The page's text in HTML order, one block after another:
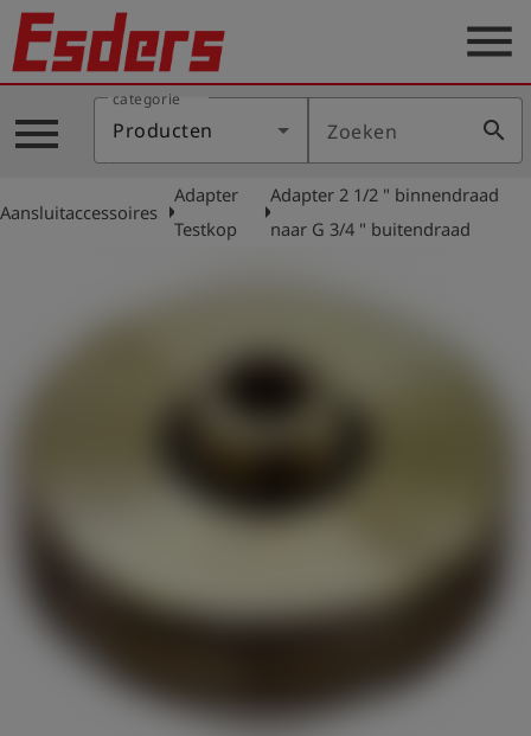
Sectoren
Blog
Producten
menu
menu
categorie
Producten Zoeken search
Aansluitaccessoires arrow_right
Adapter
Testkop
arrow_right
Adapter 2 1/2 " binnendraad
naar G 3/4 " buitendraad